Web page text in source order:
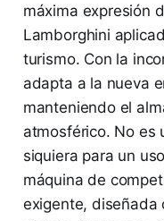
máxima expresión
Lamborghini
turismo. Con la
adapta a la nueva
manteniendo el
atmosférico. No es
siquiera para un
máquina de
exigente, diseñada